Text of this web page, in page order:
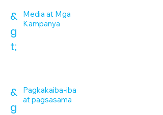
&
g
t;
Media at Mga
Kampanya
&
g
Pagkakaiba-iba
at pagsasama